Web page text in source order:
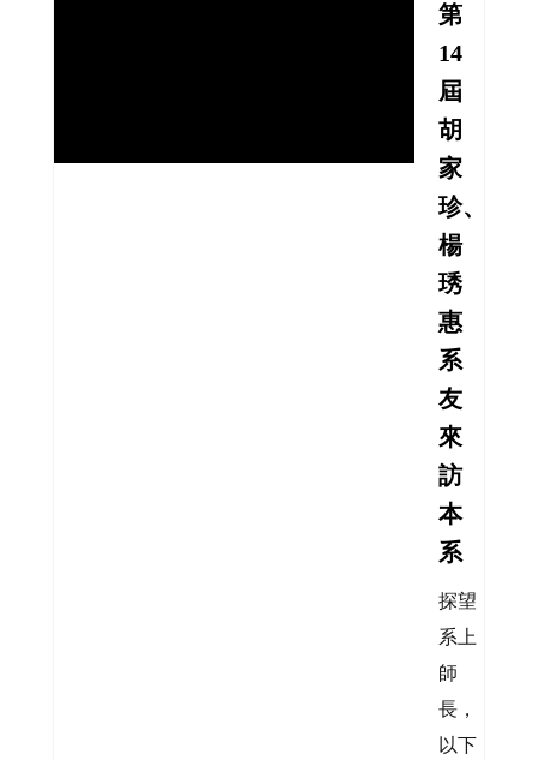
第
14
屆
胡
家
珍、
楊
琇
惠
系
友
來
訪
本
系
探望
系上
師
長，
以下